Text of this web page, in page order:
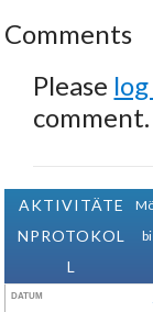
Comments
Please
comment.
AKTIVITÄTE
NPROTOKOL
L
DATUM